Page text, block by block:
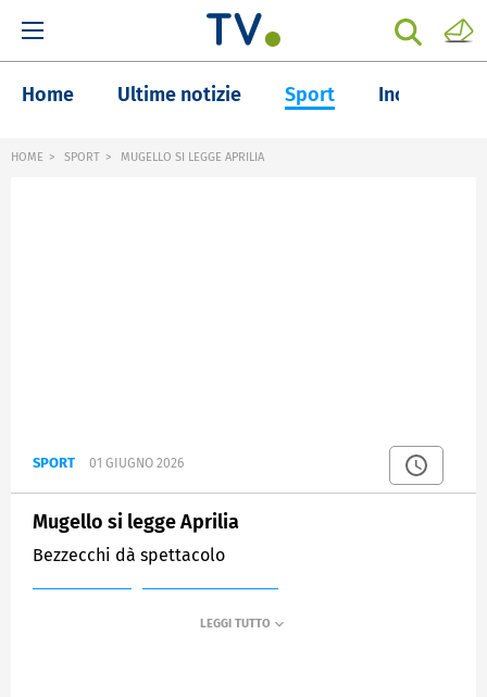
Home Ultime notizie Sport Inchieste
HOME SPORT MUGELLO SI LEGGE APRILIA
SPORT 01 GIUGNO 2026
Mugello si legge Aprilia
Bezzecchi dà spettacolo